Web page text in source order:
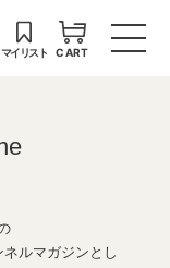
マイリスト CART
ルマガジンとし